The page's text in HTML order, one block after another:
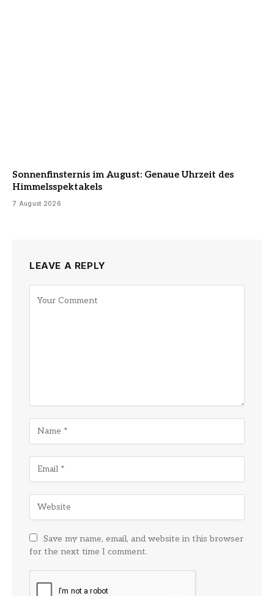
Sonnenfinsternis im August: Genaue Uhrzeit des
Himmelsspektakels
7 August 2026
LEAVE A REPLY
Save my name, email, and website in this browser
for the next time I comment.